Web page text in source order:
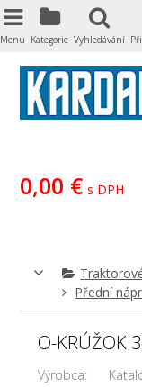
0,00 € s DPH
Přední
O-KRÚŽOK
Výrobca:
Menu Kategorie Vyhledávání